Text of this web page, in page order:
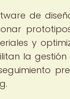
de
y
la